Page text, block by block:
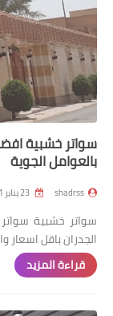
سواتر خشبية
بالعوامل الجوية
shadrss
سواتر خشبية
الجدران باقل
قراءة المزيد